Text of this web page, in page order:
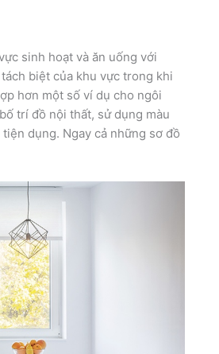
sinh hoạt và ăn uống với
biệt của khu vực trong khi
hơn một số ví dụ cho ngôi
trí đồ nội thất, sử dụng màu
dụng. Ngay cả những sơ đồ